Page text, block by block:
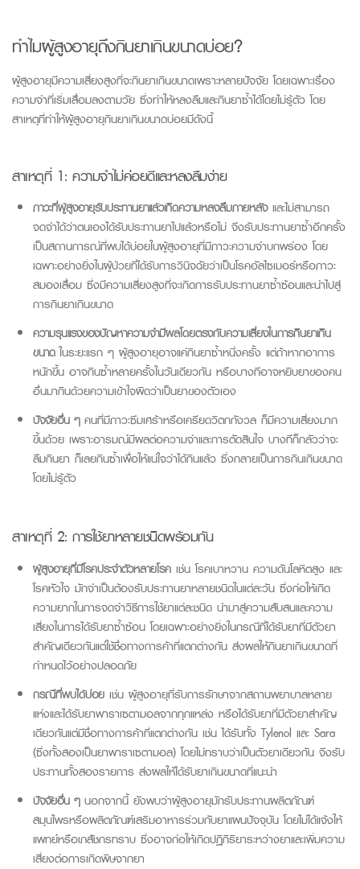
ทำไมผู้สูงอายุถึงกินยาเกินขนาดบ่อย?
ผู้สูงอายุมีความเสี่ยงสูงที่จะกินยาเกินขนาดเพราะหลายปัจจัย โดยเฉพาะเรื่อง
ความจำที่เริ่มเสื่อมลงตามวัย ซึ่งทำให้หลงลืมและกินยาซ้ำได้โดยไม่รู้ตัว โดย
สาเหตุที่ทำให้ผู้สูงอายุกินยาเกินขนาดบ่อยมีดังนี้
สาเหตุที่ 1: ความจำไม่ค่อยดีและหลงลืมง่าย
ภาวะที่ผู้สูงอายุรับประทานยาแล้วเกิดความหลงลืมภายหลังและไม่สามารถ
จดจำได้ว่าตนเองได้รับประทานยาไปแล้วหรือไม่ จึงรับประทานยาซ้ำอีกครั้ง
เป็นสถานการณ์ที่พบได้บ่อยในผู้สูงอายุที่มีภาวะความจำบกพร่อง โดย
เฉพาะอย่างยิ่งในผู้ป่วยที่ได้รับการวินิจฉัยว่าเป็นโรคอัลไซเมอร์หรือภาวะ
สมองเสื่อม ซึ่งมีความเสี่ยงสูงที่จะเกิดการรับประทานยาซ้ำซ้อนและนำไปสู่
การกินยาเกินขนาด
ความรุนแรงของปัญหาความจำมีผลโดยตรงกับความเสี่ยงในการกินยาเกิน
ขนาดในระยะแรก ๆ ผู้สูงอายุอาจแค่กินยาซ้ำหนึ่งครั้ง แต่ถ้าหากอาการ
หนักขึ้น อาจกินซ้ำหลายครั้งในวันเดียวกัน หรือบางทีอาจหยิบยาของคน
อื่นมากินด้วยความเข้าใจผิดว่าเป็นยาของตัวเอง
ปัจจัยอื่น ๆ คนที่มีภาวะซึมเศร้าหรือเครียดวิตกกังวล ก็มีความเสี่ยงมาก
ขึ้นด้วย เพราะอารมณ์มีผลต่อความจำและการตัดสินใจ บางทีก็กลัวว่าจะ
ลืมกินยา ก็เลยกินซ้ำเพื่อให้แน่ใจว่าได้กินแล้ว ซึ่งกลายเป็นการกินเกินขนาด
โดยไม่รู้ตัว
สาเหตุที่ 2: การใช้ยาหลายชนิดพร้อมกัน
ผู้สูงอายุที่มีโรคประจำตัวหลายโรค เช่น โรคเบาหวาน ความดันโลหิตสูง และ
โรคหัวใจ มักจำเป็นต้องรับประทานยาหลายชนิดในแต่ละวัน ซึ่งก่อให้เกิด
ความยากในการจดจำวิธีการใช้ยาแต่ละชนิด นำมาสู่ความสับสนและความ
เสี่ยงในการได้รับยาซ้ำซ้อน โดยเฉพาะอย่างยิ่งในกรณีที่ได้รับยาที่มีตัวยา
สำคัญเดียวกันแต่ใช้ชื่อทางการค้าที่แตกต่างกัน ส่งผลให้กินยาเกินขนาดที่
กำหนดไว้อย่างปลอดภัย
กรณีที่พบได้บ่อย เช่น ผู้สูงอายุที่รับการรักษาจากสถานพยาบาลหลาย
แห่งและได้รับยาพาราเซตามอลจากทุกแหล่ง หรือได้รับยาที่มีตัวยาสำคัญ
เดียวกันแต่มีชื่อทางการค้าที่แตกต่างกัน เช่น ได้รับทั้ง Tylenol และ Sara
(ซึ่งทั้งสองเป็นยาพาราเซตามอล) โดยไม่ทราบว่าเป็นตัวยาเดียวกัน จึงรับ
ประทานทั้งสองรายการ ส่งผลให้ได้รับยาเกินขนาดที่แนะนำ
ปัจจัยอื่น ๆ นอกจากนี้ ยังพบว่าผู้สูงอายุมักรับประทานผลิตภัณฑ์
สมุนไพรหรือผลิตภัณฑ์เสริมอาหารร่วมกับยาแผนปัจจุบัน โดยไม่ได้แจ้งให้
แพทย์หรือเภสัชกรทราบ ซึ่งอาจก่อให้เกิดปฏิกิริยาระหว่างยาและเพิ่มความ
เสี่ยงต่อการเกิดพิษจากยา